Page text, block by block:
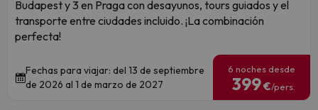
Budapest y 3 en Praga con desayunos, tours guiados y el
transporte entre ciudades incluido. ¡La combinación
perfecta!
Fechas para viajar: del 13 de septiembre
de 2026 al 1 de marzo de 2027
6 noches desde
399€/pers.